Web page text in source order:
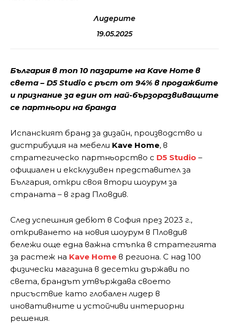
Лидерите
19.05.2025
България в топ 10 пазарите на Kave Home в
света – D5 Studio с ръст от 94% в продажбите
и признание за един от най-бързоразвиващите
се партньори на бранда
Испанският бранд за дизайн, производство и
дистрибуция на мебели Kave Home, в
стратегическо партньорство с D5 Studio –
официален и ексклузивен представител за
България, откри своя втори шоурум за
страната – в град Пловдив.
След успешния дебют в София през 2023 г.,
откриването на новия шоурум в Пловдив
бележи още една важна стъпка в стратегията
за растеж на Kave Home в региона. С над 100
физически магазина в десетки държави по
света, брандът утвърждава своето
присъствие като глобален лидер в
иновативните и устойчиви интериорни
решения.